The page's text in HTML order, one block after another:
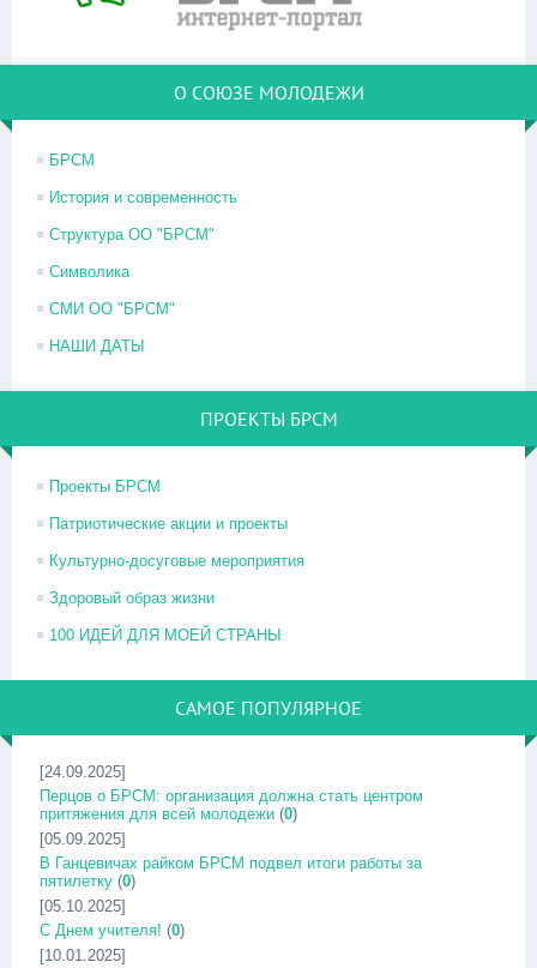
О СОЮЗЕ МОЛОДЕЖИ
БРСМ
История и современность
Структура ОО "БРСМ"
Символика
СМИ ОО "БРСМ"
НАШИ ДАТЫ
ПРОЕКТЫ БРСМ
Проекты БРСМ
Патриотические акции и проекты
Культурно-досуговые мероприятия
Здоровый образ жизни
100 ИДЕЙ ДЛЯ МОЕЙ СТРАНЫ
САМОЕ ПОПУЛЯРНОЕ
[24.09.2025]
Перцов о БРСМ: организация должна стать центром
притяжения для всей молодежи (0)
[05.09.2025]
В Ганцевичах райком БРСМ подвел итоги работы за
пятилетку (0)
[05.10.2025]
С Днем учителя! (0)
[10.01.2025]